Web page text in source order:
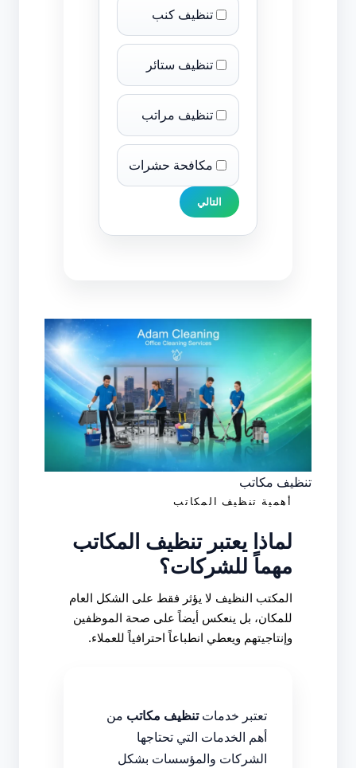
تنظيف كنب
تنظيف ستائر
تنظيف مراتب
مكافحة حشرات
التالي
تنظيف مكاتب
أهمية تنظيف المكاتب
لماذا يعتبر تنظيف المكاتب
مهماً للشركات؟
المكتب النظيف لا يؤثر فقط على الشكل العام
للمكان، بل ينعكس أيضاً على صحة الموظفين
وإنتاجيتهم ويعطي انطباعاً احترافياً للعملاء.
تعتبر خدماتتنظيف مكاتب من
أهم الخدمات التي تحتاجها
الشركات والمؤسسات بشكل